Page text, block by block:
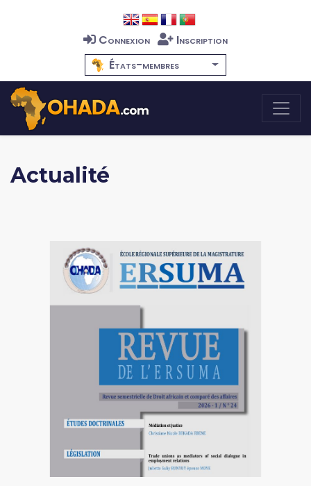
Connexion
Inscription
États-membres
Actualité